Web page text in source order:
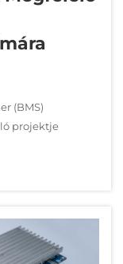
(BMS)
projektje
és